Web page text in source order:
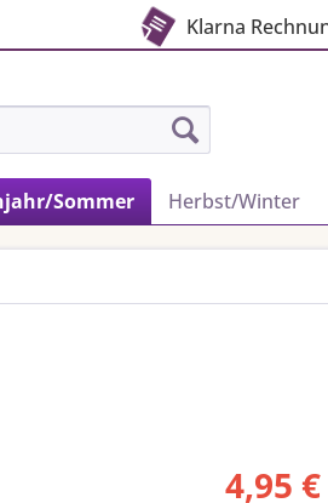
Klarna
Sommer Herbst/Winter
4,95